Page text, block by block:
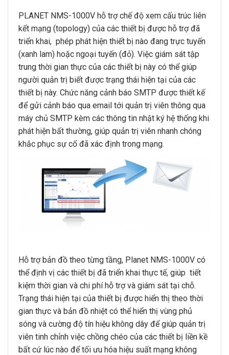
PLANET NMS-1000V hỗ trợ chế độ xem cấu trúc liên
kết mạng (topology) của các thiết bị được hỗ trợ đã
triển khai, phép phát hiện thiết bị nào đang trực tuyến
(xanh lam) hoặc ngoại tuyến (đỏ). Việc giám sát tập
trung thời gian thực của các thiết bị này có thể giúp
người quản trị biết được trạng thái hiện tại của các
thiết bị này. Chức năng cảnh báo SMTP được thiết kế
để gửi cảnh báo qua email tới quản trị viên thông qua
máy chủ SMTP kèm các thông tin nhật ký hệ thống khi
phát hiện bất thường, giúp quản trị viên nhanh chóng
khắc phục sự cố đã xác định trong mạng.
Hỗ trợ bản đồ theo từng tầng, Planet NMS-1000V có
thể định vị các thiết bị đã triển khai thực tế, giúp tiết
kiệm thời gian và chi phí hỗ trợ và giám sát tại chỗ.
Trạng thái hiện tại của thiết bị được hiển thị theo thời
gian thực và bản đồ nhiệt có thể hiển thị vùng phủ
sóng và cường độ tín hiệu không dây để giúp quản trị
viên tinh chỉnh việc chồng chéo của các thiết bị liền kề
bất cứ lúc nào để tối ưu hóa hiệu suất mạng không